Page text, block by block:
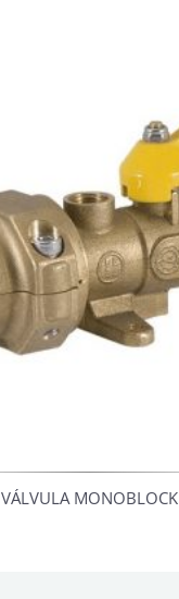
VÁLVULA MONOBLOCK